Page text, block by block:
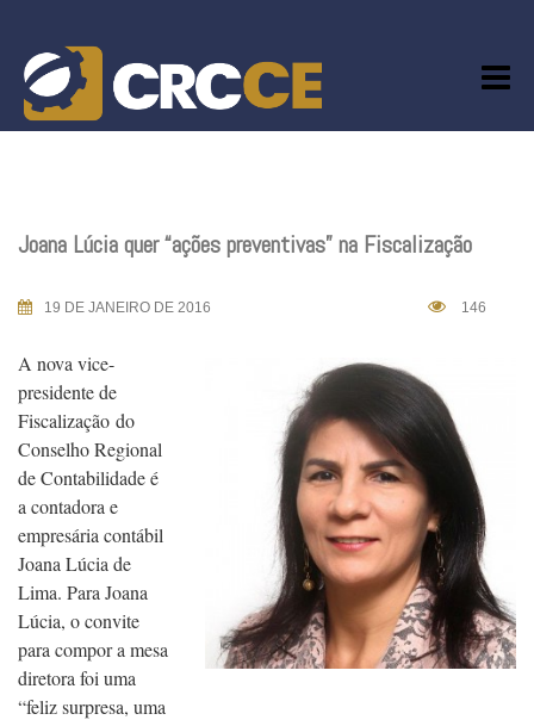
content
Joana Lúcia quer “ações preventivas” na Fiscalização
19 DE JANEIRO DE 2016 146
A nova vice-
presidente de
Fiscalização do
Conselho Regional
de Contabilidade é
a contadora e
empresária contábil
Joana Lúcia de
Lima. Para Joana
Lúcia, o convite
para compor a mesa
diretora foi uma
“feliz surpresa, uma